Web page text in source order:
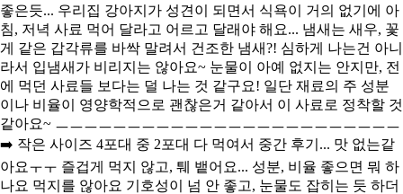
좋은듯... 우리집 강아지가 성견이 되면서 식욕이 거의 없기에 아
침, 저녁 사료 먹어 달라고 어르고 달래야 해요... 냄새는 새우, 꽃
게 같은 갑각류를 바싹 말려서 건조한 냄새?! 심하게 나는건 아니
라서 입냄새가 비리지는 않아요~ 눈물이 아예 없지는 안지만, 전
에 먹던 사료들 보다는 덜 나는 것 같구요! 일단 재료의 주 성분
이나 비율이 영양학적으로 괜찮은거 같아서 이 사료로 정착할 것
같아요~ ㅡㅡㅡㅡㅡㅡㅡㅡㅡㅡㅡㅡㅡㅡㅡㅡㅡㅡㅡㅡㅡㅡㅡㅡ
➡️ 작은 사이즈 4포대 중 2포대 다 먹여서 중간 후기... 맛 없는같
아요ㅜㅜ 즐겁게 먹지 않고, 퉤 뱉어요... 성분, 비율 좋으면 뭐 하
나요 먹지를 않아요 기호성이 넘 안 좋고, 눈물도 잡히는 듯 하더